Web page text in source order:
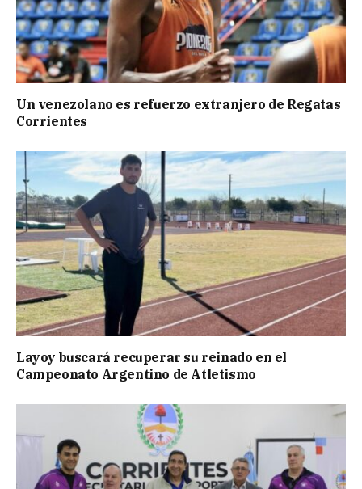
Un venezolano es refuerzo extranjero de Regatas
Corrientes
Layoy buscará recuperar su reinado en el
Campeonato Argentino de Atletismo